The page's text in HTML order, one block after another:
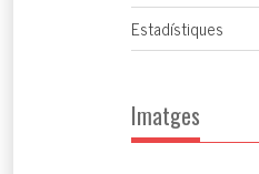
Estadístiques
Imatges